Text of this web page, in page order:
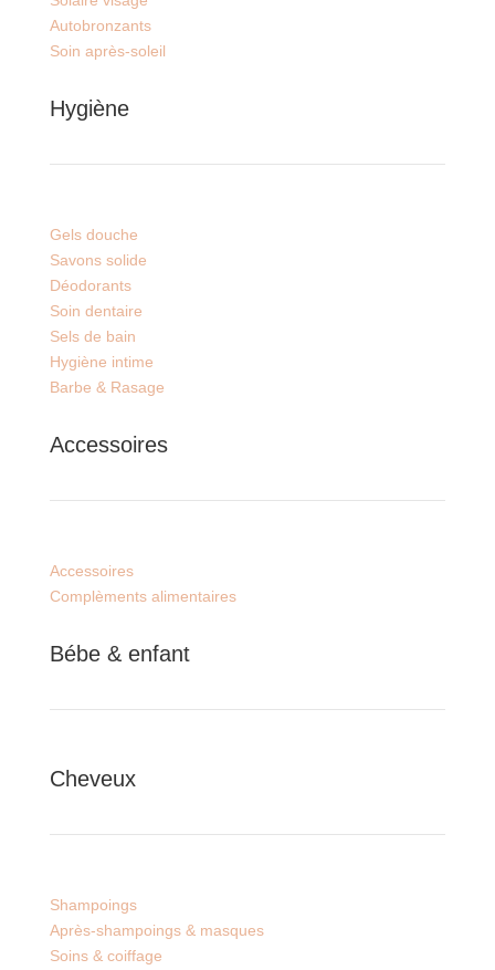
Autobronzants
Soin après-soleil
Hygiène
Gels douche
Savons solide
Déodorants
Soin dentaire
Sels de bain
Hygiène intime
Barbe & Rasage
Accessoires
Accessoires
Complèments alimentaires
Bébe & enfant
Cheveux
Shampoings
Après-shampoings & masques
Soins & coiffage